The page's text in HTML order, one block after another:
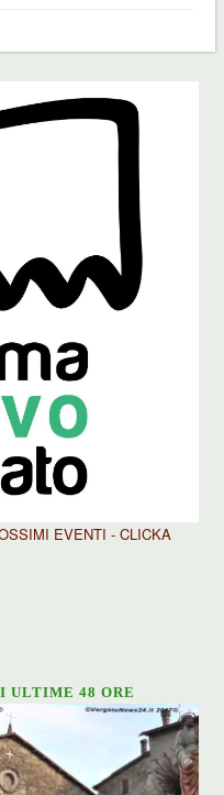
EVENTI - CLICKA
ULTIME 48 ORE